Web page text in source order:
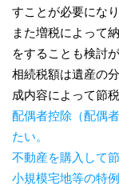
すことが必要になり
また増税によって
をすることも検討
相続税額は遺産の
成内容によって節
配偶者控除（配偶
たい。
不動産を購入して
小規模宅地等の特